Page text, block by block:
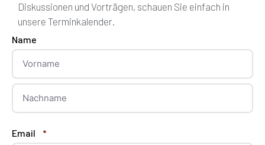
Diskussionen und Vorträgen, schauen Sie einfach in
unsere Terminkalender.
Name
Email *